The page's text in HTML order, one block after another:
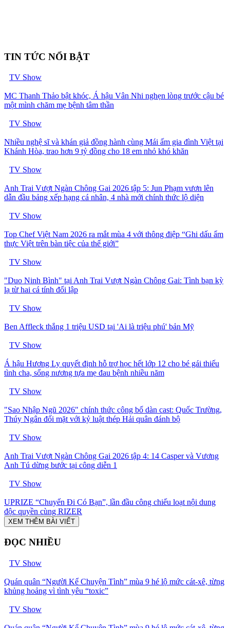
TIN TỨC NỔI BẬT
TV Show
MC Thanh Thảo bật khóc, Á hậu Vân Nhi nghẹn lòng trước cậu bé
một mình chăm mẹ bệnh tâm thần
TV Show
Nhiều nghệ sĩ và khán giả đồng hành cùng Mái ấm gia đình Việt tại
Khánh Hòa, trao hơn 9 tỷ đồng cho 18 em nhỏ khó khăn
TV Show
Anh Trai Vượt Ngàn Chông Gai 2026 tập 5: Jun Phạm vươn lên
dẫn đầu bảng xếp hạng cá nhân, 4 nhà mới chính thức lộ diện
TV Show
Top Chef Việt Nam 2026 ra mắt mùa 4 với thông điệp “Ghi dấu ẩm
thực Việt trên bàn tiệc của thế giới”
TV Show
"Duo Ninh Bình" tại Anh Trai Vượt Ngàn Chông Gai: Tình bạn kỳ
lạ từ hai cá tính đối lập
TV Show
Ben Affleck thắng 1 triệu USD tại 'Ai là triệu phú' bản Mỹ
TV Show
Á hậu Hương Ly quyết định hỗ trợ học hết lớp 12 cho bé gái thiếu
tình cha, sống nương tựa mẹ đau bệnh nhiều năm
TV Show
"Sao Nhập Ngũ 2026" chính thức công bố dàn cast: Quốc Trường,
Thúy Ngân đối mặt với kỷ luật thép Hải quân đánh bộ
TV Show
Anh Trai Vượt Ngàn Chông Gai 2026 tập 4: 14 Casper và Vương
Anh Tú dừng bước tại công diễn 1
TV Show
UPRIZE “Chuyến Đi Có Bạn”, lần đầu công chiếu loạt nội dung
độc quyền cùng RIZER
XEM THÊM BÀI VIẾT
ĐỌC NHIỀU
TV Show
Quán quân “Người Kể Chuyện Tình” mùa 9 hé lộ mức cát-xê, từng
khủng hoảng vì tình yêu “toxic”
TV Show